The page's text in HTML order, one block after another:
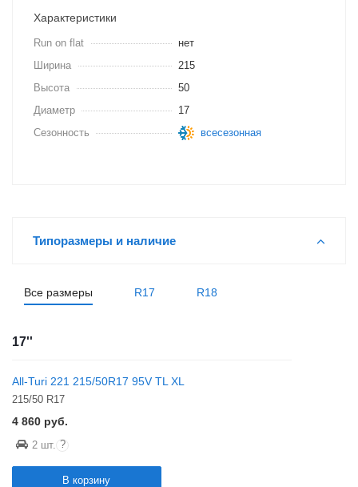
Характеристики
Run on flat
нет
Ширина
215
Высота
50
Диаметр
17
Сезонность
всесезонная
Типоразмеры и наличие
Все размеры R17 R18
17''
All-Turi 221 215/50R17 95V TL XL
215/50 R17
4 860 руб.
2 шт. ?
В корзину